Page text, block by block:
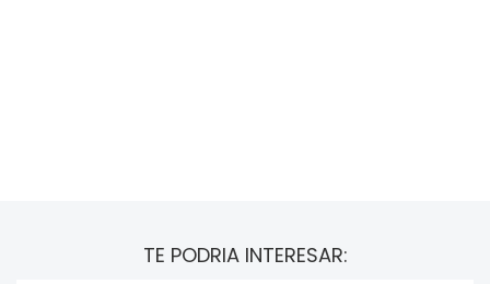
TE PODRIA INTERESAR: